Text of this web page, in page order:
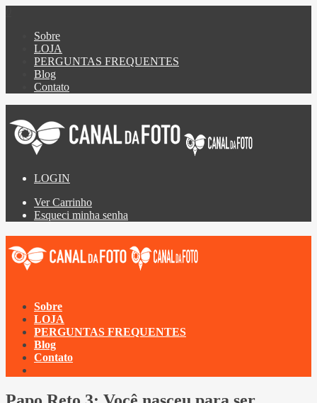
Sobre
LOJA
PERGUNTAS FREQUENTES
Blog
Contato
LOGIN
Ver Carrinho
Esqueci minha senha
Sobre
LOJA
PERGUNTAS FREQUENTES
Blog
Contato